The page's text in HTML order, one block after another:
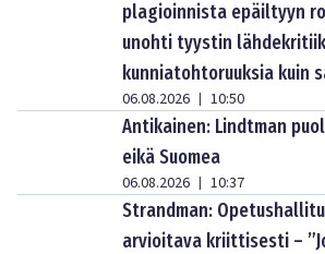
plagioinnista epäiltyyn
unohti tyystin
kunniatohtoruuksia kuin
06.08.2026 | 10:50
Antikainen: Lindtman
eikä Suomea
06.08.2026 | 10:37
Strandman:
arvioitava kriittisesti –